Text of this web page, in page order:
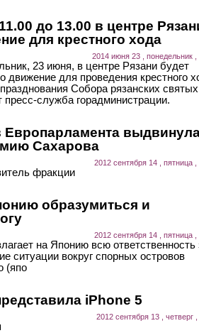
до 13.00 в центре
для крестного хода
2014 июня 23 , понедельник ,
23 июня, в центре Рязани будет
движение для проведения крестного
Собора рязанских
пресс-служба горадминистрации.
Европарламента
Сахарова
2012 сентября 14 , пятница ,
фракции
образумиться и
2012 сентября 14 , пятница ,
на Японию всю ответственность
ситуации вокруг спорных островов
(япо
iPhone 5
2012 сентября 13 , четверг ,